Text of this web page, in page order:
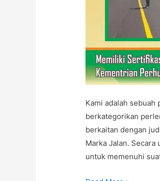
Kami adalah
berkategorikan
berkaitan dengan
Marka Jalan. Secara
untuk memenuhi